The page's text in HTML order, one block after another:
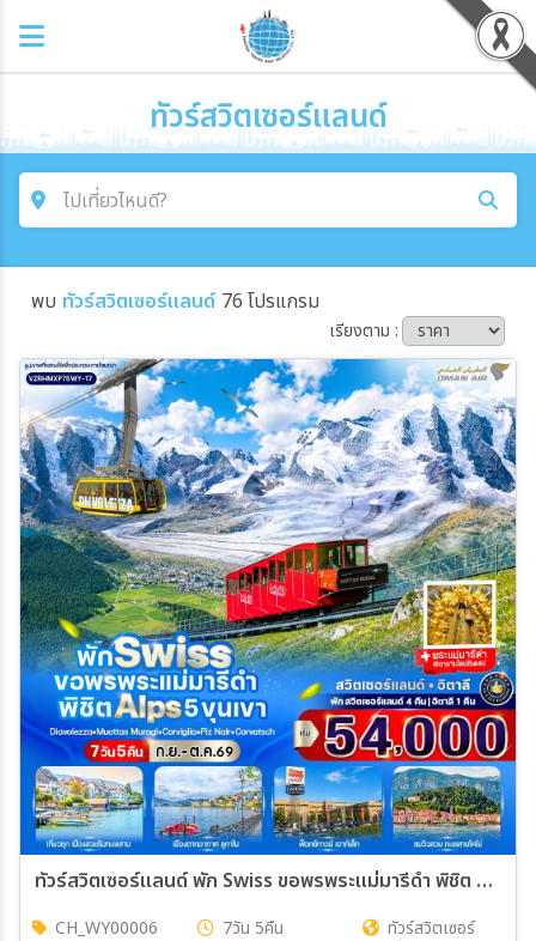
ทัวร์สวิตเซอร์แลนด์
ไปเที่ยวไหนดี?
ค้นหาโปรแกรมทัวร์
โซน
ประเทศ
เมือง
สายการบิน
ตั้งแต่วันที่
ถึงวันที่
พบ ทัวร์สวิตเซอร์แลนด์ 76 โปรแกรม
เรียงตาม :
ทัวร์สวิตเซอร์แลนด์ พัก Swiss ขอพรพระแม่มารีดำ พิชิต Alps 5 ขุนเขา (CH-IT) 7วัน 5คืน (WY)
CH_WY00006 7วัน 5คืน
ทัวร์สวิตเซอร์